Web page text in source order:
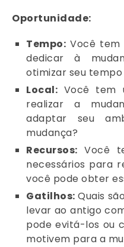
Oportunidade:
Tempo: Você tem
dedicar à
otimizar seu tempo
Local: Você tem
realizar a
adaptar seu
mudança?
Recursos: Você
necessários para
você pode obter
Gatilhos: Quais
levar ao antigo
pode evitá-los ou
motivem para a